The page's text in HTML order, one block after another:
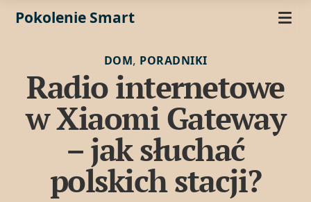
Pokolenie Smart
DOM, PORADNIKI
Radio internetowe
w Xiaomi Gateway
– jak słuchać
polskich stacji?